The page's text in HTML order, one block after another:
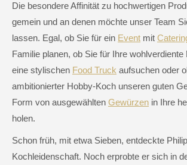
Die besondere Affinität zu hochwertigen
gemein und an denen möchte unser Team
lassen. Egal, ob Sie für ein Event mit
Familie planen, ob Sie für Ihre
eine stylischen Food Truck aufsuchen oder
ambitionierter Hobby-Koch unseren guten
Form von ausgewählten Gewürzen in Ihre
holen.
Schon früh, mit etwa Sieben, entdeckte
Kochleidenschaft. Noch erprobte er sich in